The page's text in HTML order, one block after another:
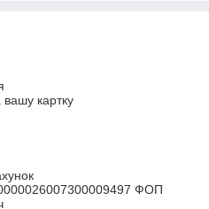
вашу картку
ФОП